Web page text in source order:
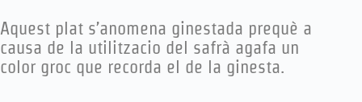
Aquest plat s’anomena ginestada prequè a
causa de la utilitzacio del safrà agafa un
color groc que recorda el de la ginesta.